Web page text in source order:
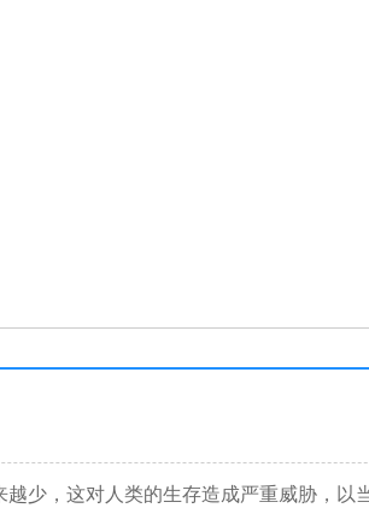
少，这对人类的生存造成严重威胁，以